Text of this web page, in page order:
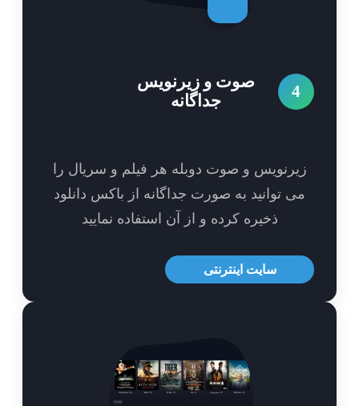
صوت و زیرنویس
جداگانه
و صوت دوبله هر فیلم و سریال را
توانید به صورت جداگانه از باکس دانلود
ذخیره کرده و از آن استفاده نمایید
سایت اینترنتی